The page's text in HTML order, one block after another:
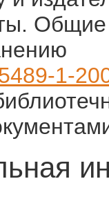
Общие
1-